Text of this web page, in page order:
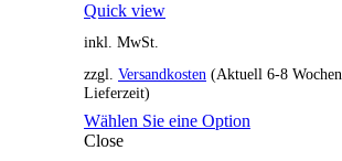
Quick view
inkl. MwSt.
zzgl. Versandkosten (Aktuell 6-8 Wochen
Lieferzeit)
Wählen Sie eine Option
Close